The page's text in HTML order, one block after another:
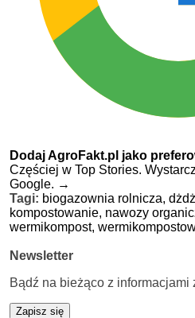
Dodaj AgroFakt.pl jako
Częściej w Top Stories.
Google. →
Tagi: biogazownia rolnicza,
kompostowanie, nawozy
wermikompost,
Newsletter
Bądź na bieżąco z informacjami
Zapisz się